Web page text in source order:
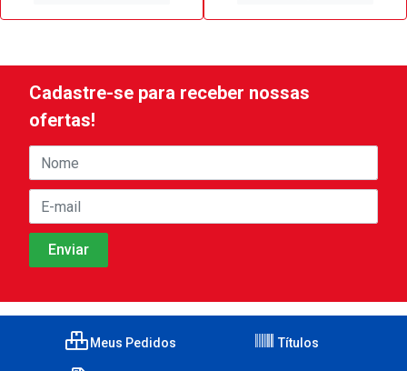
Cadastre-se para receber nossas
ofertas!
Meus Pedidos Títulos